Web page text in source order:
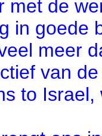
met de
in goede
meer
van
to